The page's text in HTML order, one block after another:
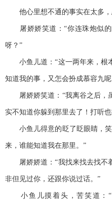
他心里想不通的事实在太多，
屠娇娇笑道：“你连珠炮似的
呀？”
小鱼儿道：“这一两年来，根
知道我的事，又怎会扮成慕容九呢
屠娇娇笑道：“我离谷之后，
实不知道你躲到那里去了！打听
小鱼儿得意的眨了眨眼睛，笑
来，谁能知道我在那里。”
屠娇娇道：“我找来找去找不
非但见过你，还跟你说过话。”
小鱼儿摸着头，苦笑道：“